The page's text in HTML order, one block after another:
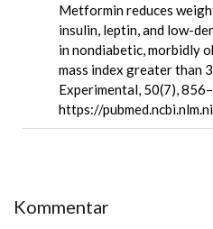
Metformin reduces
insulin, leptin, and low-
in nondiabetic, morbidly
mass index greater than
Experimental, 50(7),
https://
Kommentar